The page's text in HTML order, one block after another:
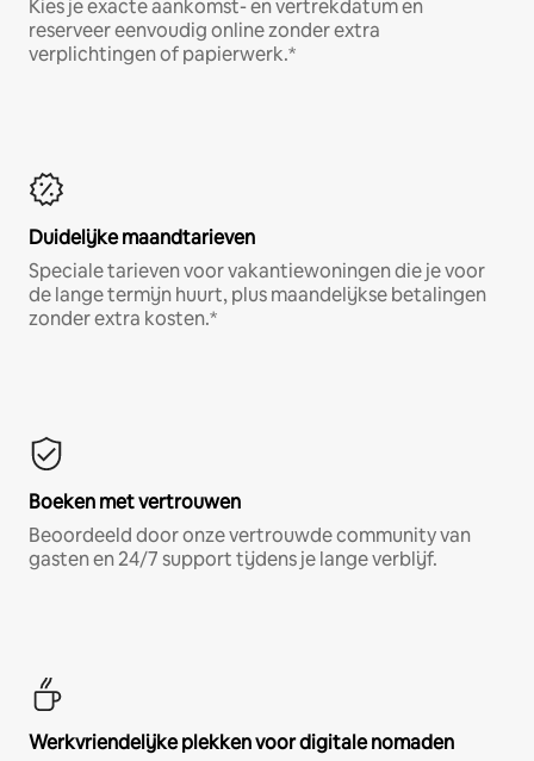
Kies je exacte aankomst- en vertrekdatum en
reserveer eenvoudig online zonder extra
verplichtingen of papierwerk.*
Duidelijke maandtarieven
Speciale tarieven voor vakantiewoningen die je voor
de lange termijn huurt, plus maandelijkse betalingen
zonder extra kosten.*
Boeken met vertrouwen
Beoordeeld door onze vertrouwde community van
gasten en 24/7 support tijdens je lange verblijf.
Werkvriendelijke plekken voor digitale nomaden